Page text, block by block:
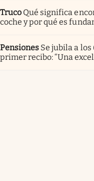
Truco Qué significa
coche y por qué es
Pensiones Se jubila a los
primer recibo: “Una